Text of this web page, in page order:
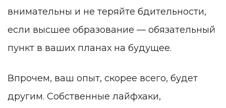
внимательны и не теряйте бдительности,
если высшее образование — обязательный
пункт в ваших планах на будущее.
Впрочем, ваш опыт, скорее всего, будет
другим. Собственные лайфхаки,